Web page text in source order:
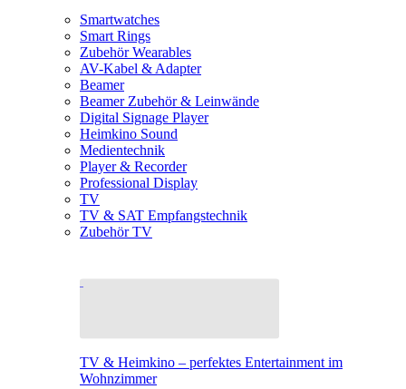
Smartwatches
Smart Rings
Zubehör Wearables
AV-Kabel & Adapter
Beamer
Beamer Zubehör & Leinwände
Digital Signage Player
Heimkino Sound
Medientechnik
Player & Recorder
Professional Display
TV
TV & SAT Empfangstechnik
Zubehör TV
TV & Heimkino – perfektes Entertainment im
Wohnzimmer